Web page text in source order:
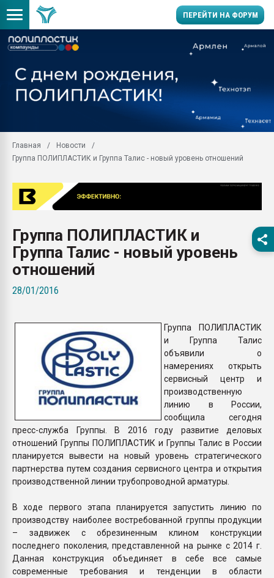
ПЕРЕЙТИ НА ФОРУМ
заводу пластмасс"
28.07.2026
пластмасс
28.07.2026
ситуацией на
ПЕРЕЙТИ НА
Главная
Новости
Группа ПОЛИПЛАСТИК и Группа Талис - новый уровень отношений
Группа ПОЛИПЛАСТИК и
Группа Талис - новый уровень
отношений
28/01/2016
Группа ПОЛИПЛАСТИК
и Группа Талис
объявили о
намерениях открыть
сервисный центр и
производственную
линию в России,
сообщила сегодня
пресс-служба Группы. В 2016 году развитие деловых
отношений Группы ПОЛИПЛАСТИК и Группы Талис в России
планируется вывести на новый уровень стратегического
партнерства путем создания сервисного центра и открытия
производственной линии трубопроводной арматуры.
В ходе первого этапа планируется запустить линию по
производству наиболее востребованной группы продукции
– задвижек с обрезиненным клином конструкции
последнего поколения, представленной на рынке с 2014 г.
Данная конструкция объединяет в себе все самые
современные требования и тенденции в области